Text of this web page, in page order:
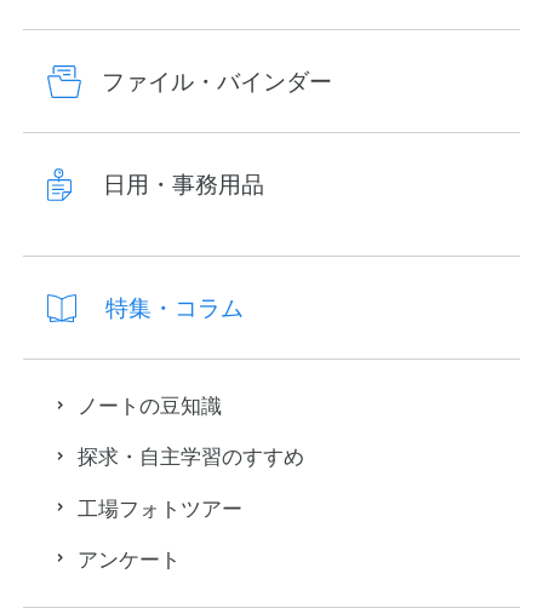
ファイル・バインダー
日用・事務用品
特集・コラム
ノートの豆知識
探求・自主学習のすすめ
工場フォトツアー
アンケート